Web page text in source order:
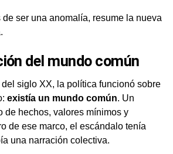
ser una anomalía, resume la nueva
del mundo común
del siglo XX, la política funcionó sobre
existía un mundo común. Un
de hechos, valores mínimos y
de ese marco, el escándalo tenía
una narración colectiva.